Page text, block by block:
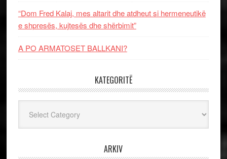
“Dom Fred Kalaj, mes altarit dhe atdheut si hermeneutikë
e shpresës, kujtesës dhe shërbimit”
A PO ARMATOSET BALLKANI?
KATEGORITË
ARKIV